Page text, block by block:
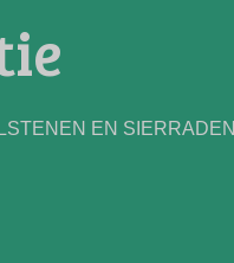
EN SIERRADEN